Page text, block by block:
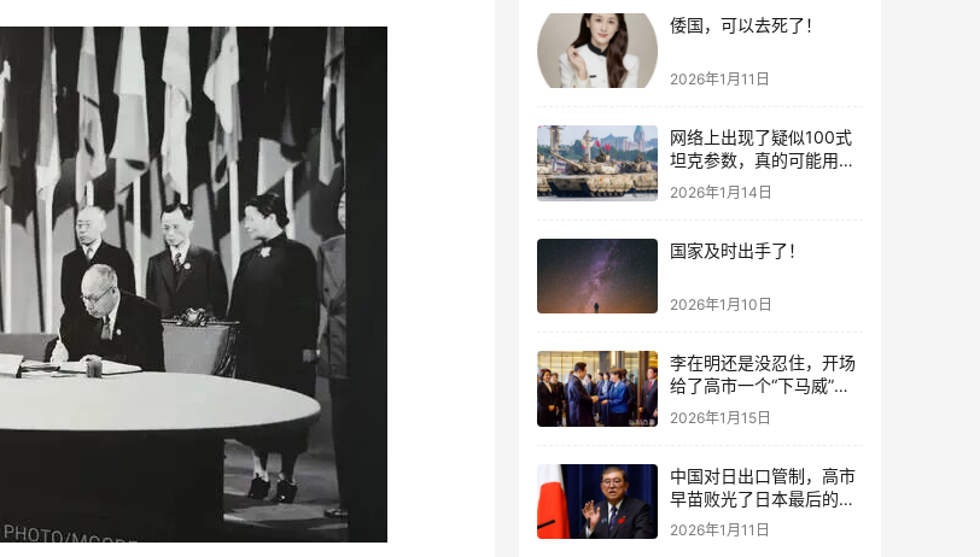
倭国，可以去死了！
2026年1月11日
网络上出现了疑似100式
坦克参数，真的可能用了
钛合金装甲！
2026年1月14日
国家及时出手了！
2026年1月10日
李在明还是没忍住，开场
给了高市一个“下马威”，
还特意提到中国
2026年1月15日
中国对日出口管制，高市
早苗败光了日本最后的国
运
2026年1月11日